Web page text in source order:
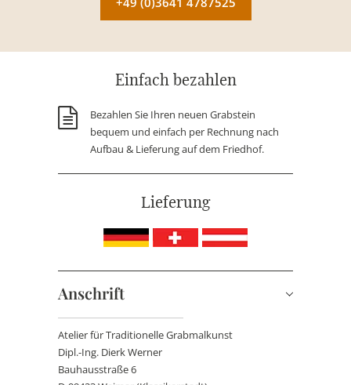
Einfach bezahlen
Bezahlen Sie Ihren neuen Grabstein
bequem und einfach per Rechnung nach
Aufbau & Lieferung auf dem Friedhof.
Lieferung
Anschrift
Atelier für Traditionelle Grabmalkunst
Dipl.-Ing. Dierk Werner
Bauhausstraße 6